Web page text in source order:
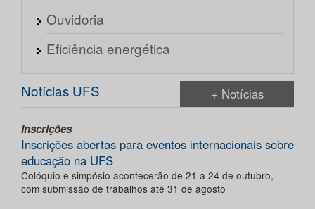
Ouvidoria
Eficiência energética
Notícias UFS + Notícias
Inscrições
Inscrições abertas para eventos internacionais sobre
educação na UFS
Colóquio e simpósio acontecerão de 21 a 24 de outubro,
com submissão de trabalhos até 31 de agosto